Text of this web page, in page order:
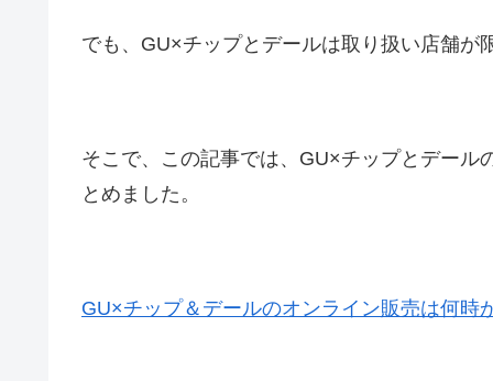
でも、GU×チップとデールは取り扱い店舗が
そこで、この記事では、GU×チップとデー
とめました。
GU×チップ＆デールのオンライン販売は何時